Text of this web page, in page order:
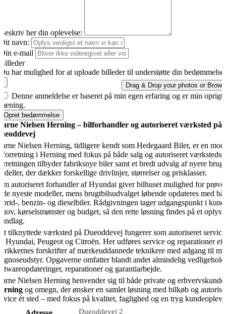
her din oplevelse:
navn:
e-mail
har mulighed for at uploade billeder til understøtte din bedømmelse.
Drag & Drop your photos or
Denne anmeldelse er baseret på min egen erfaring og er min
Opret bedømmelse
Nielsen Herning – bilforhandler og autoriseret værksted på
Nielsen Herning, tidligere kendt som Hedegaard Biler, er en
i Herning med fokus på både salg og autoriseret
tilbyder fabriksnye biler samt et bredt udvalg af nyere
der dækker forskellige drivlinjer, størrelser og prisklasser.
autoriseret forhandler af Hyundai giver bilhuset mulighed for
de nyeste modeller, mens brugtbilsudvalget løbende opdateres med
, benzin- og dieselbiler. Rådgivningen tager udgangspunkt i
kørselsmønster og budget, så den rette løsning findes på et oplyst
tilknyttede værksted på Dueoddevej fungerer som autoriseret
Hyundai, Peugeot og Citroën. Her udføres service og reparationer
forskrifter af mærkeuddannede teknikere med adgang til
Opgaverne omfatter blandt andet almindelig
reparationer og garantiarbejde.
Nielsen Herning henvender sig til både private og
og omegn, der ønsker en samlet løsning med bilkøb og
ét sted – med fokus på kvalitet, faglighed og en tryg
Dueoddevej 2